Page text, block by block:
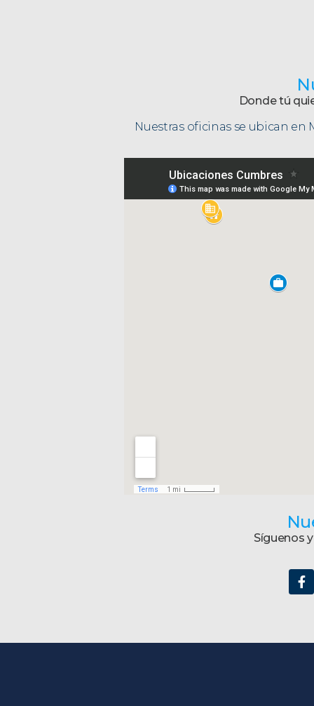
Donde tú
Nuestras oficinas se ubican en
Síguenos